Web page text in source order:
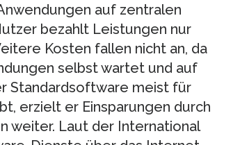
auf zentralen
bezahlt Leistungen nur
Kosten fallen nicht an, da
selbst wartet und auf
Standardsoftware meist für
erzielt er Einsparungen durch
weiter. Laut der International